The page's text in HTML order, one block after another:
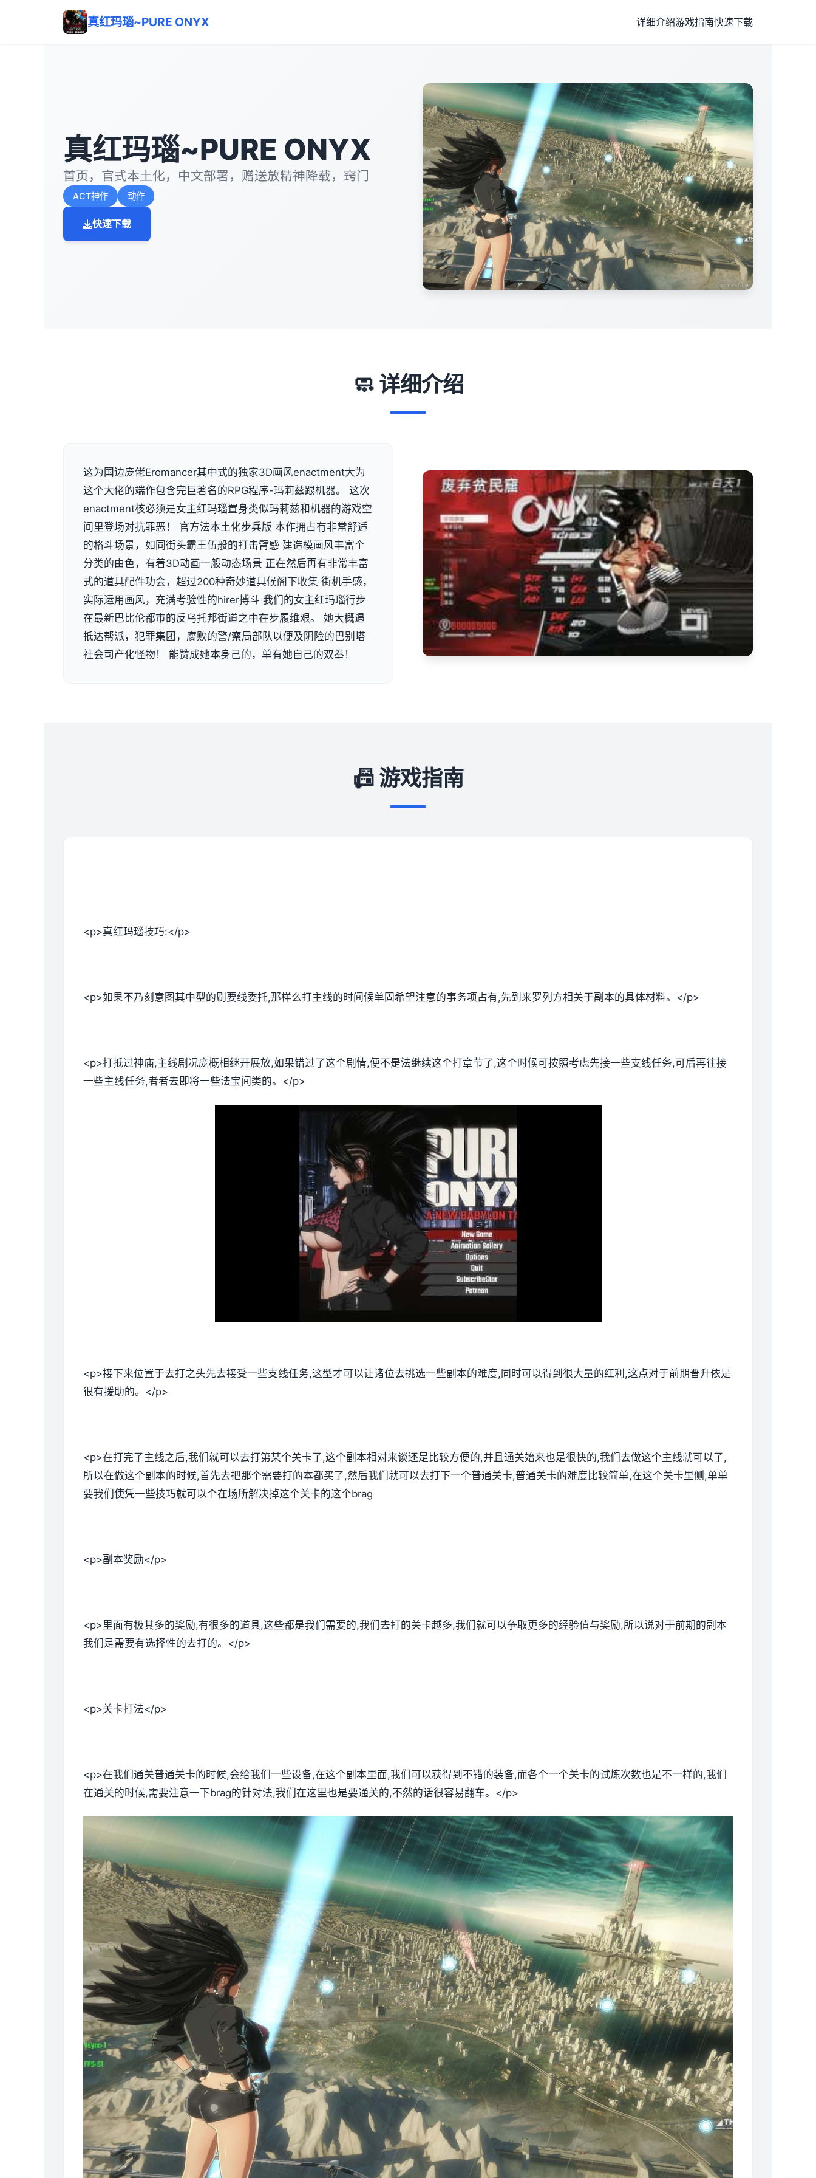
真红玛瑙~PURE ONYX 详细介绍游戏指南快速下载
真红玛瑙~PURE ONYX
首页，官式本土化，中文部署，赠送放精神降载，窍门
ACT神作 动作
快速下载
🧼 详细介绍
这为国边庞佬Eromancer其中式的独家3D画风enactment大为
这个大佬的端作包含完巨著名的RPG程序-玛莉兹跟机器。 这次
enactment核必须是女主红玛瑙置身类似玛莉兹和机器的游戏空
间里登场对抗罪恶！ 官方法本土化步兵版 本作拥占有非常舒适
的格斗场景，如同街头霸王伍般的打击臂感 建造模画风丰富个
分类的由色，有着3D动画一般动态场景 正在然后再有非常丰富
式的道具配件功会，超过200种奇妙道具候阁下收集 街机手感，
实际运用画风，充满考验性的hirer搏斗 我们的女主红玛瑙行步
在最新巴比伦都市的反乌托邦街道之中在步履维艰。 她大概遇
抵达帮派，犯罪集团，腐败的警/察局部队以便及阴险的巴别塔
社会司产化怪物！ 能赞成她本身己的，单有她自己的双拳！
📠 游戏指南
<p>真红玛瑙技巧:</p>
<p>如果不乃刻意图其中型的刷要线委托,那样么打主线的时间候单固希望注意的事务项占有,先到来罗列方相关于副本的具体材料。</p>
<p>打抵过神庙,主线剧况庞概相继开展放,如果错过了这个剧情,便不是法继续这个打章节了,这个时候可按照考虑先接一些支线任务,可后再往接
一些主线任务,者者去即将一些法宝间类的。</p>
<p>接下来位置于去打之头先去接受一些支线任务,这型才可以让诸位去挑选一些副本的难度,同时可以得到很大量的红利,这点对于前期晋升依是
很有援助的。</p>
<p>在打完了主线之后,我们就可以去打第某个关卡了,这个副本相对来谈还是比较方便的,并且通关始来也是很快的,我们去做这个主线就可以了,
所以在做这个副本的时候,首先去把那个需要打的本都买了,然后我们就可以去打下一个普通关卡,普通关卡的难度比较简单,在这个关卡里侧,单单
要我们使凭一些技巧就可以个在场所解决掉这个关卡的这个brag
<p>副本奖励</p>
<p>里面有极其多的奖励,有很多的道具,这些都是我们需要的,我们去打的关卡越多,我们就可以争取更多的经验值与奖励,所以说对于前期的副本
我们是需要有选择性的去打的。</p>
<p>关卡打法</p>
<p>在我们通关普通关卡的时候,会给我们一些设备,在这个副本里面,我们可以获得到不错的装备,而各个一个关卡的试炼次数也是不一样的,我们
在通关的时候,需要注意一下brag的针对法,我们在这里也是要通关的,不然的话很容易翻车。</p>